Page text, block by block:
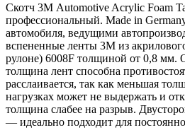
Скотч 3М Automotive Acrylic Foam
профессиональный. Made in
автомобиля, ведущими
вспененные ленты 3М из
рулоне) 6008F толщиной от 0,8 мм.
толщина лент способна
расслаивается, так как меньшая
нагрузках может не выдержать и
толщина слабее на разрыв.
— идеально подходит для